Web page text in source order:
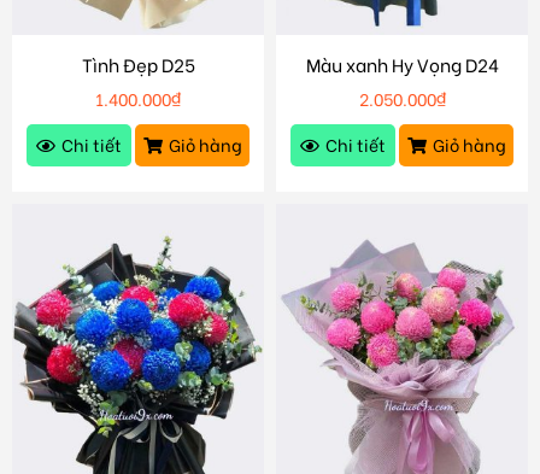
Tình Đẹp D25
1.400.000₫
Chi tiết
Giỏ hàng
Màu xanh Hy Vọng D24
2.050.000₫
Chi tiết
Giỏ hàng